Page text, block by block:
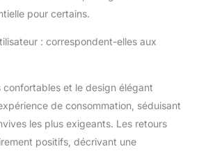
remise de diplôme, Noël, un
la fête des pères, la fête
en toute confiance : nous
fiers de la qualité et du design
des problèmes ? Veuillez
nous contacter, nous vous
une solution satisfaisante.
pour certains.
: correspondent-elles aux
confortables et le design élégant
de consommation, séduisant
les plus exigeants. Les retours
positifs, décrivant une